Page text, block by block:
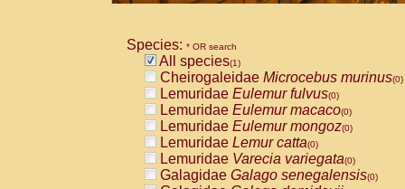
Species: * OR search
All species(1)
Cheirogaleidae Microcebus murinus(0)
Lemuridae Eulemur fulvus(0)
Lemuridae Eulemur macaco(0)
Lemuridae Eulemur mongoz(0)
Lemuridae Lemur catta(0)
Lemuridae Varecia variegata(0)
Galagidae Galago senegalensis(0)